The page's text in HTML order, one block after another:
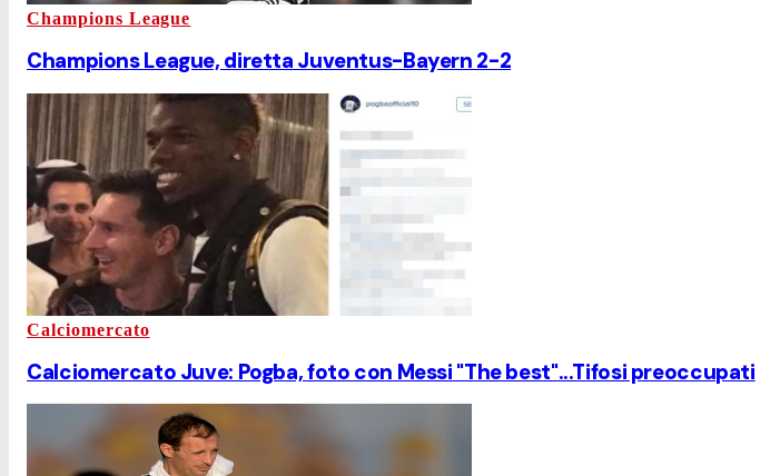
Champions League
Champions League, diretta Juventus-Bayern 2-2
Calciomercato
Calciomercato Juve: Pogba, foto con Messi "The best"...Tifosi preoccupati